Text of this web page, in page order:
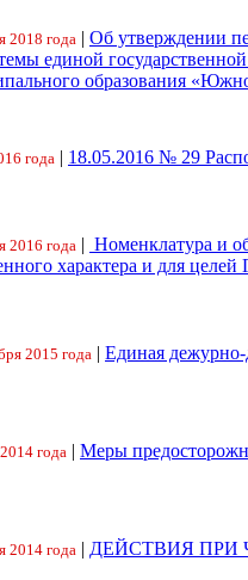
2018 года | Об утверждении
единой
образования
года | 18.05.2016 № 29
2016 года | Номенклатура и
характера и для целей
2015 года | Единая
года | Меры
2014 года | ДЕЙСТВИЯ ПРИ